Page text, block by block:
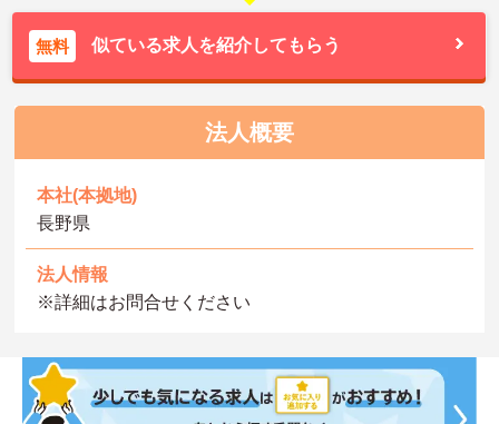
無料 似ている求人を紹介してもらう
法人概要
本社(本拠地)
長野県
法人情報
※詳細はお問合せください